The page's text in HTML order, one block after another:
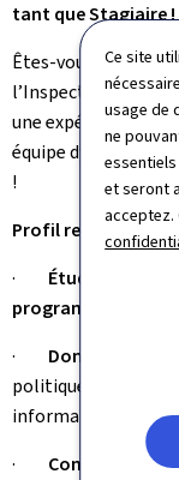
Ce site
usage de
ne
et seront
tant que Stagiaire !
Êtes-vous
l’Inspection
une expérience
équipe dynamique
!
Profil recherché :
· Étudiant(e) en
programme de
· Domaines
politiques,
informatique,
· Compétences: